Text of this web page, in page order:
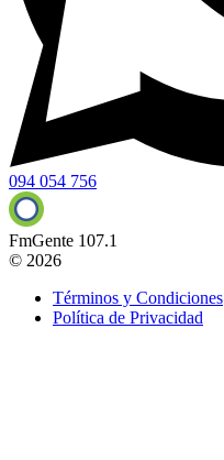
094 054 756
FmGente 107.1
© 2026
Términos y Condiciones
Política de Privacidad